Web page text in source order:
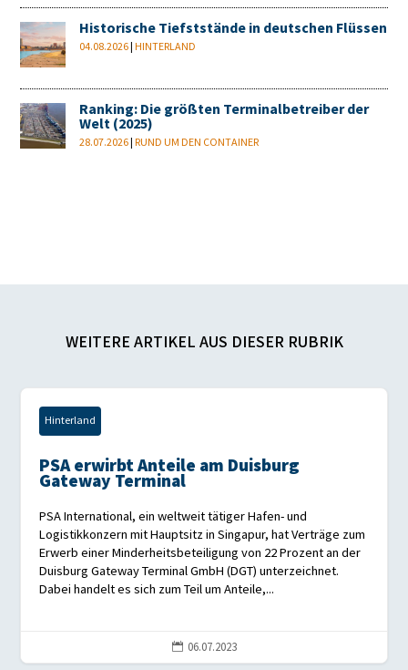
Historische Tiefststände in deutschen Flüssen
04.08.2026 |HINTERLAND
Ranking: Die größten Terminalbetreiber der
Welt (2025)
28.07.2026 |RUND UM DEN CONTAINER
WEITERE ARTIKEL AUS DIESER RUBRIK
Hinterland
PSA erwirbt Anteile am Duisburg
Gateway Terminal
PSA International, ein weltweit tätiger Hafen- und
Logistikkonzern mit Hauptsitz in Singapur, hat Verträge zum
Erwerb einer Minderheitsbeteiligung von 22 Prozent an der
Duisburg Gateway Terminal GmbH (DGT) unterzeichnet.
Dabei handelt es sich zum Teil um Anteile,...
 06.07.2023